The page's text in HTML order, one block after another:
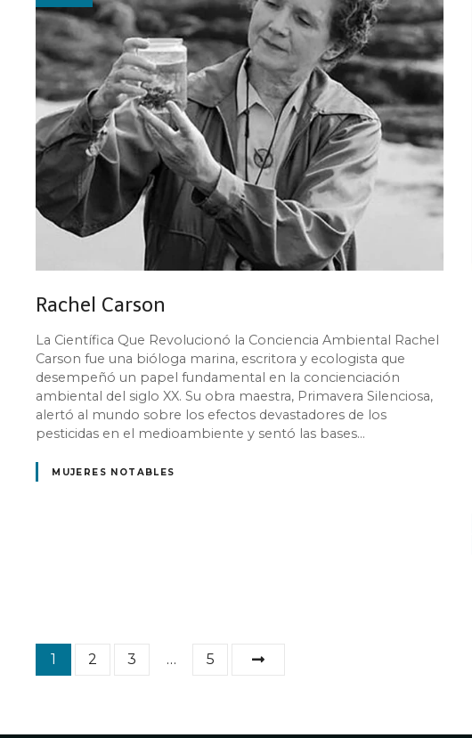
Rachel Carson
La Científica Que Revolucionó la Conciencia Ambiental Rachel
Carson fue una bióloga marina, escritora y ecologista que
desempeñó un papel fundamental en la concienciación
ambiental del siglo XX. Su obra maestra, Primavera Silenciosa,
alertó al mundo sobre los efectos devastadores de los
pesticidas en el medioambiente y sentó las bases…
MUJERES NOTABLES
N
1 2 3 … 5